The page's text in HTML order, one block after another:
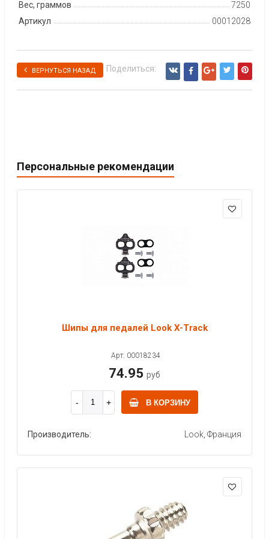
Вес, граммов
7250
Артикул
00012028
ВЕРНУТЬСЯ НАЗАД Поделиться:
Персональные рекомендации
Шипы для педалей Look X-Track
Арт: 00018234
74.95 руб
В КОРЗИНУ
Производитель: Look, Франция